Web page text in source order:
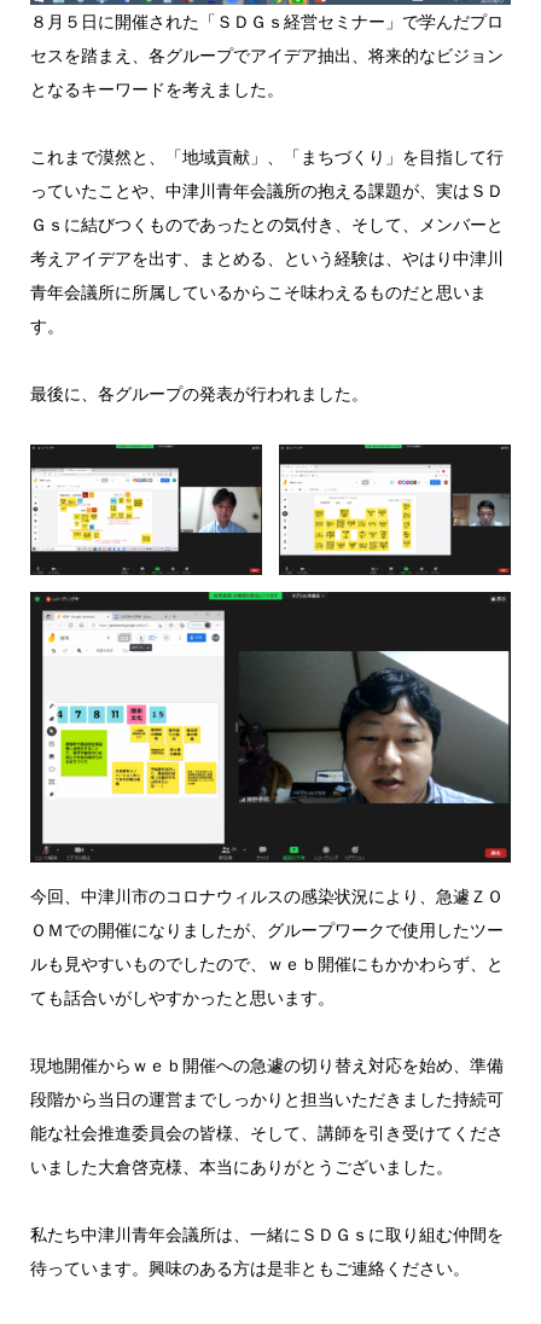
８月５日に開催された「ＳＤＧｓ経営セミナー」で学んだプロ
セスを踏まえ、各グループでアイデア抽出、将来的なビジョン
となるキーワードを考えました。
これまで漠然と、「地域貢献」、「まちづくり」を目指して行
っていたことや、中津川青年会議所の抱える課題が、実はＳＤ
Ｇｓに結びつくものであったとの気付き、そして、メンバーと
考えアイデアを出す、まとめる、という経験は、やはり中津川
青年会議所に所属しているからこそ味わえるものだと思いま
す。
最後に、各グループの発表が行われました。
今回、中津川市のコロナウィルスの感染状況により、急遽ＺＯ
ＯＭでの開催になりましたが、グループワークで使用したツー
ルも見やすいものでしたので、ｗｅｂ開催にもかかわらず、と
ても話合いがしやすかったと思います。
現地開催からｗｅｂ開催への急遽の切り替え対応を始め、準備
段階から当日の運営までしっかりと担当いただきました持続可
能な社会推進委員会の皆様、そして、講師を引き受けてくださ
いました大倉啓克様、本当にありがとうございました。
私たち中津川青年会議所は、一緒にＳＤＧｓに取り組む仲間を
待っています。興味のある方は是非ともご連絡ください。